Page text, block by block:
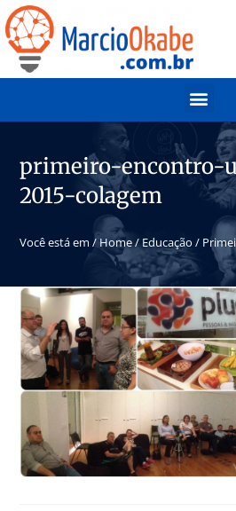
primeiro-encontro-
2015-colagem
Você está em / Home/ Educação /